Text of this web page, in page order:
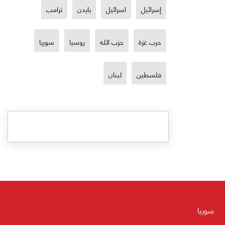
إسرائيل اسرائيل بايدن ترامب
حرب غزة حزب الله روسيا سوريا
فلسطين لبنان
سوريا